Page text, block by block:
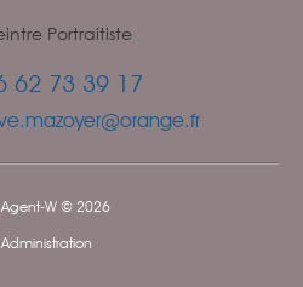
Portraitiste
62 73 39 17
Agent-W © 2026
Administration